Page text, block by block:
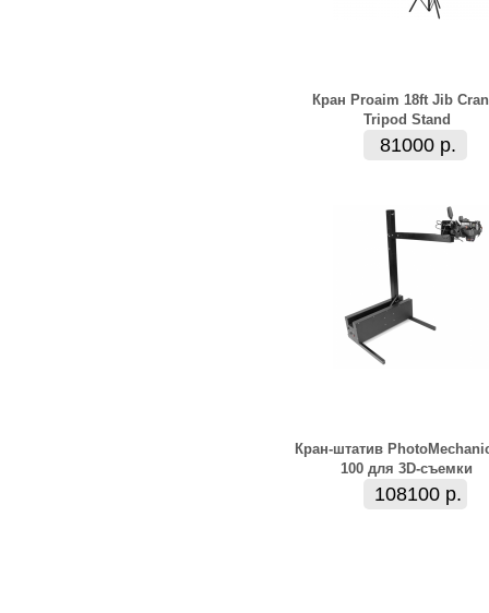
Кран Proaim 18ft Jib
Tripod Stand
81000 р.
Кран-штатив
100 для 3D-съемки
108100 р.